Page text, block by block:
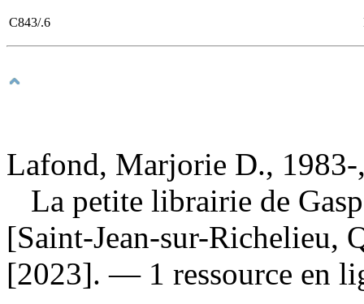
C843/.6
Lafond, Marjorie D., 1983-
La petite librairie de
[Saint-Jean-sur-Richelieu,
[2023]. — 1 ressource en